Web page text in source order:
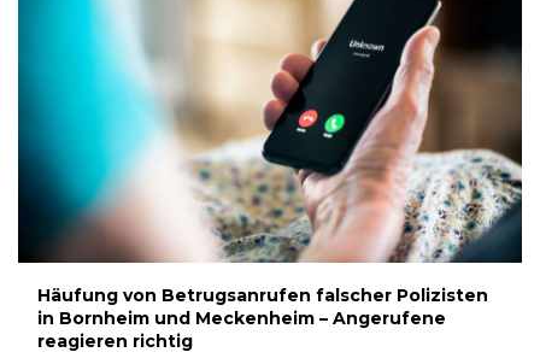
Häufung von Betrugsanrufen falscher Polizisten
in Bornheim und Meckenheim – Angerufene
reagieren richtig